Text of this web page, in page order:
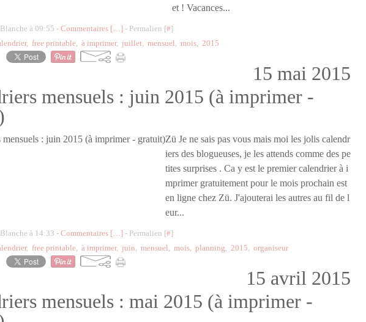
et ! Vacances...
à 09:55 -Commentaires […] - Permalien [#]
, free printable, à imprimer, juillet, mensuel, mois, 2015
15 mai 2015
mensuels : juin 2015 (à imprimer -
Zü Je ne sais pas vous mais moi les jolis calendr
iers des blogueuses, je les attends comme des pe
tites surprises . Ca y est le premier calendrier à i
mprimer gratuitement pour le mois prochain est
en ligne chez Zü. J'ajouterai les autres au fil de l
eur...
à 14:33 -Commentaires […] - Permalien [#]
, free printable, à imprimer, juin, mensuel, mois, planning, 2015, organiseur
15 avril 2015
mensuels : mai 2015 (à imprimer -